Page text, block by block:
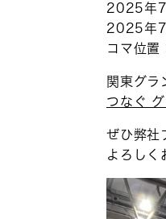
2025年
2025年
コマ位
関東グ
つなぐ
ぜひ弊社
よろしく